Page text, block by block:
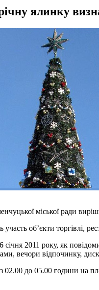
ялинку
міської ради
участь об’єкти торгівлі,
2011 року, як
вечори відпочинку,
02.00 до 05.00 години на